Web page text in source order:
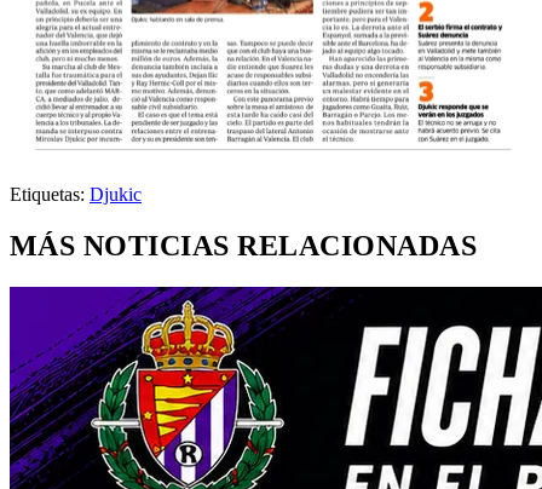
Etiquetas: Djukic
MÁS NOTICIAS RELACIONADAS